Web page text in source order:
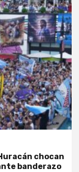
chocan
banderazo